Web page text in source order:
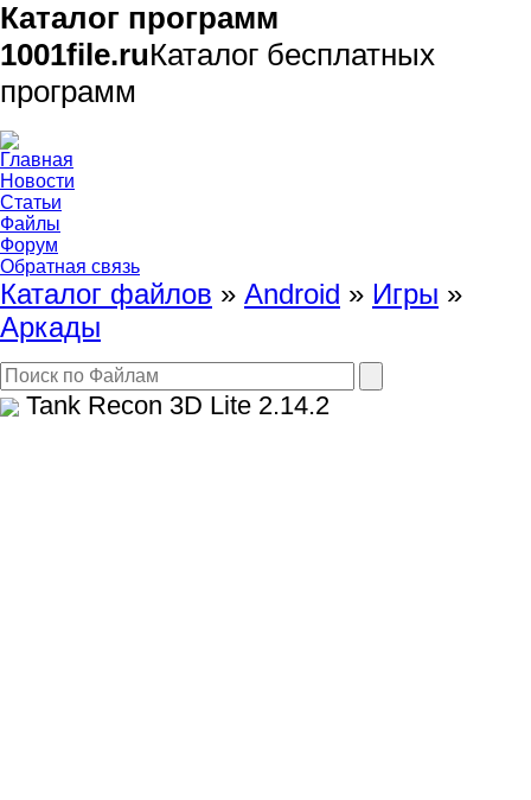
Каталог программ
1001file.ruКаталог бесплатных
программ
Главная
Новости
Статьи
Файлы
Форум
Обратная связь
Каталог файлов » Android » Игры »
Аркады
Tank Recon 3D Lite 2.14.2